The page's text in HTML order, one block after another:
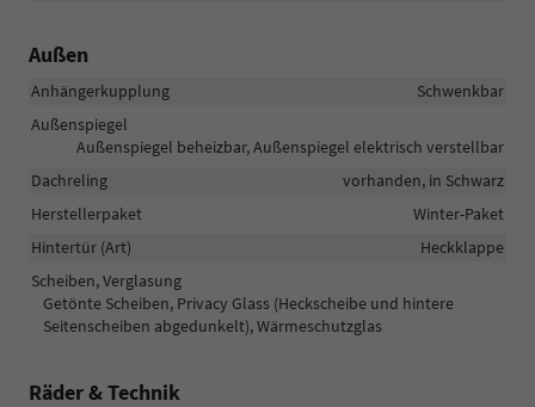
Außen
Anhängerkupplung
Schwenkbar
Außenspiegel
Außenspiegel beheizbar, Außenspiegel elektrisch verstellbar
Dachreling
vorhanden, in Schwarz
Herstellerpaket
Winter-Paket
Hintertür (Art)
Heckklappe
Scheiben, Verglasung
Getönte Scheiben, Privacy Glass (Heckscheibe und hintere
Seitenscheiben abgedunkelt), Wärmeschutzglas
Räder & Technik